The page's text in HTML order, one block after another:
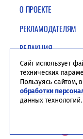
О ПРОЕКТЕ
РЕКЛАМОДАТЕЛЯМ
РЕДАКЦИЯ
ПОЛИТИКА
Сайт использует
технических
Пользуясь сайтом,
обработки
данных технологий.